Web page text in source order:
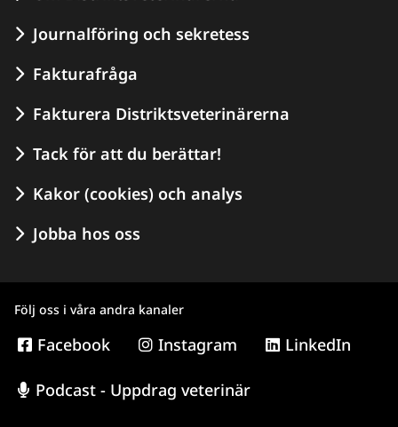
Journalföring och sekretess
Fakturafråga
Fakturera Distriktsveterinärerna
Tack för att du berättar!
Kakor (cookies) och analys
Jobba hos oss
Följ oss i våra andra kanaler
Facebook Instagram LinkedIn
Podcast - Uppdrag veterinär